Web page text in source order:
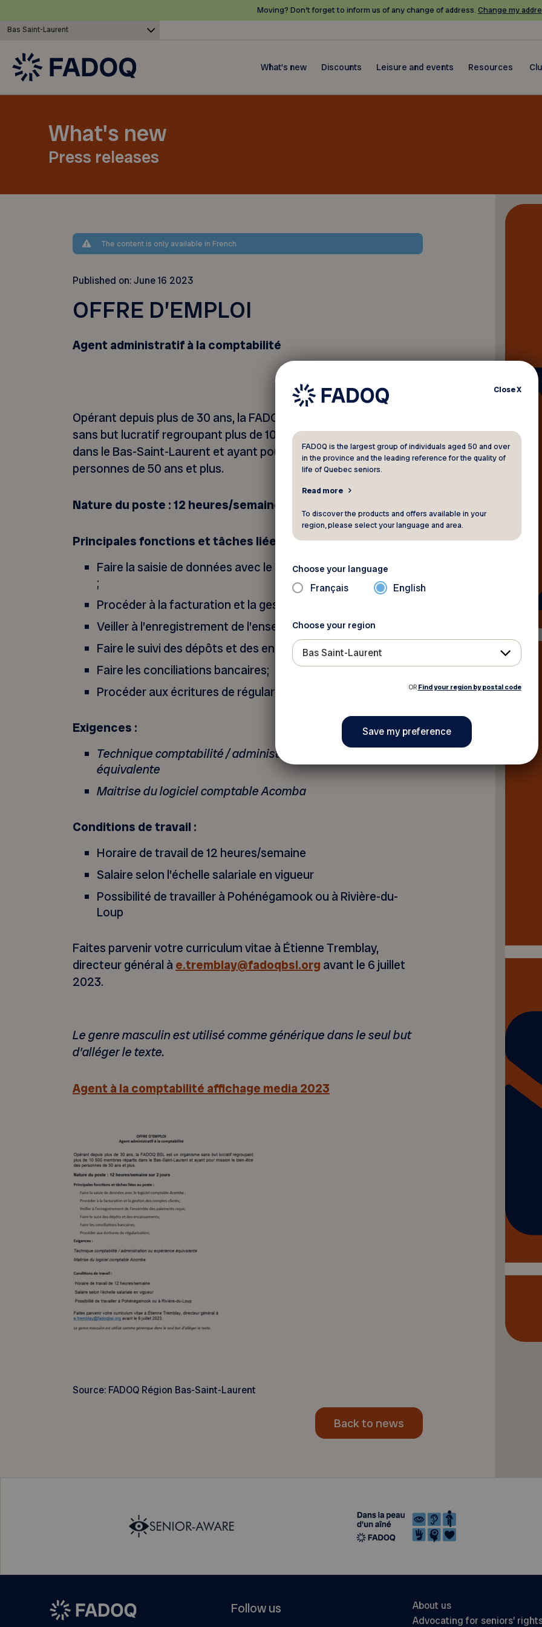
Moving? Don’t forget to inform us of any change of address. Change my
Bas Saint-Laurent
What's new Discounts Leisure and events Resources
What's new
Press releases
The content is only available in French
Published on:June 16 2023
OFFRE D’EMPLOI
Agent administratif à la comptabilité
Opérant depuis plus de 30 ans, la FADOQ BSL est un organisme
sans but lucratif regroupant plus de 10 500 membres répartis
dans le Bas-Saint-Laurent et ayant pour mission le bien-être des
personnes de 50 ans et plus.
Nature du poste : 12 heures/semaine sur 2 jours
Principales fonctions et tâches liées au poste :.
Faire la saisie de données avec le logiciel comptableAcomba
;
Procéder à la facturation et la gestion des comptes clients;
Veiller à l’enregistrement de l’ensemble des paiements reçus;
Faire le suivi des dépôts et des encaissements;
Faire les conciliations bancaires;
Procéder aux écritures de régularisation;
Exigences :
Technique comptabilité / administration ou expérience
équivalente
Maitrise du logiciel comptable Acomba
Conditions de travail :
Horaire de travail de 12 heures/semaine
Salaire selon l’échelle salariale en vigueur
Possibilité de travailler à Pohénégamook ou à Rivière-du-
Loup
Faites parvenir votre curriculum vitae à Étienne Tremblay,
directeur général àe.tremblay@fadoqbsl.org avant le 6 juillet
2023.
Le genre masculin est utilisé comme générique dans le seul but
d’alléger le texte.
Agent à la comptabilité affichage media 2023
Source: FADOQ Région Bas-Saint-Laurent
Back to news
Follow us
About us
Advocating for seniors’
CloseX
FADOQ is the largest group of individuals aged 50 and over
in the province and the leading reference for the quality of
life of Quebec seniors.
Read more
To discover the products and offers available in your
region, please select your language and area.
Choose your language
Français English
Choose your region
Bas Saint-Laurent
OR Find your region by postal code